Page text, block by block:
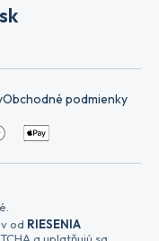
Obchodné podmienky
od RIESENIA